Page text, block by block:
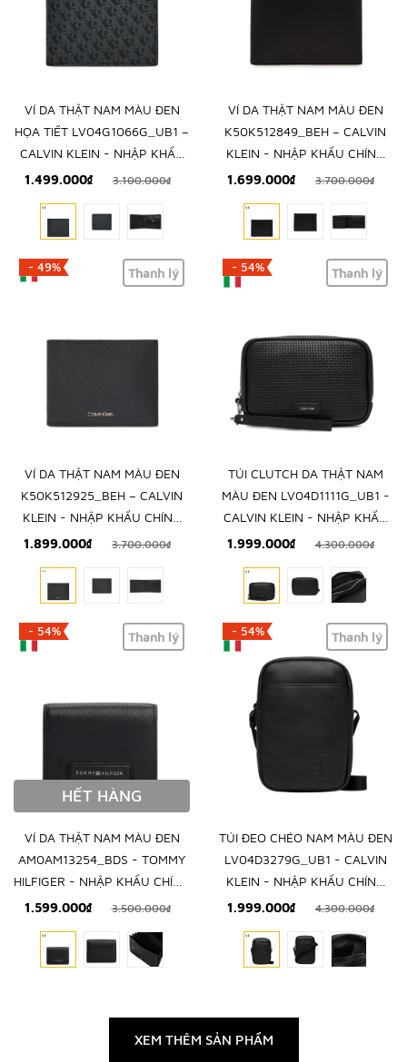
VÍ DA THẬT NAM MÀU ĐEN
HỌA TIẾT LV04G1066G_UB1 –
CALVIN KLEIN - NHẬP KHẨU
CHÍNH HÃNG TỪ Ý
1.499.000₫ 3.100.000₫
VÍ DA THẬT NAM MÀU ĐEN
K50K512849_BEH – CALVIN
KLEIN - NHẬP KHẨU CHÍNH
HÃNG TỪ Ý
1.699.000₫ 3.700.000₫
- 49% Thanh lý
VÍ DA THẬT NAM MÀU ĐEN
K50K512925_BEH – CALVIN
KLEIN - NHẬP KHẨU CHÍNH
HÃNG TỪ Ý
1.899.000₫ 3.700.000₫
- 54% Thanh lý
TÚI CLUTCH DA THẬT NAM
MÀU ĐEN LV04D1111G_UB1 -
CALVIN KLEIN - NHẬP KHẨU
CHÍNH HÃNG TỪ Ý
1.999.000₫ 4.300.000₫
- 54% Thanh lý
HẾT HÀNG
VÍ DA THẬT NAM MÀU ĐEN
AM0AM13254_BDS - TOMMY
HILFIGER - NHẬP KHẨU CHÍNH
HÃNG TỪ Ý
1.599.000₫ 3.500.000₫
- 54% Thanh lý
TÚI ĐEO CHÉO NAM MÀU ĐEN
LV04D3279G_UB1 - CALVIN
KLEIN - NHẬP KHẨU CHÍNH
HÃNG TỪ Ý
1.999.000₫ 4.300.000₫
XEM THÊM SẢN PHẨM